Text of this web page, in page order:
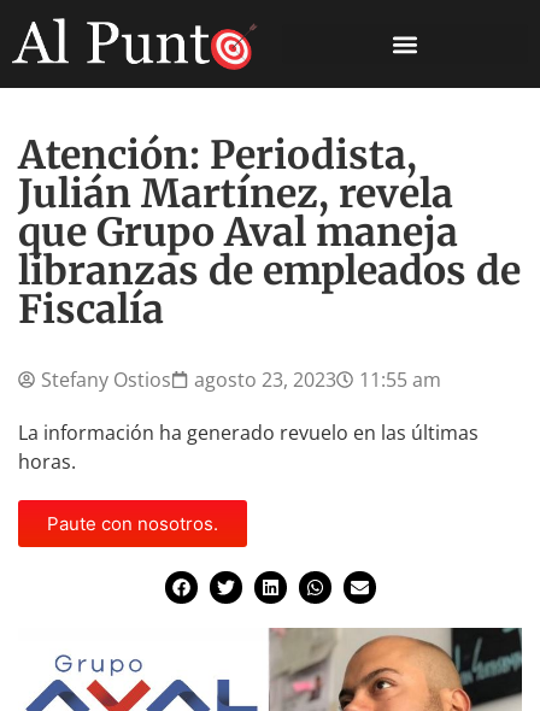
Atención: Periodista,
Julián Martínez, revela
que Grupo Aval maneja
libranzas de empleados de
Fiscalía
Stefany Ostios agosto 23, 2023
11:55 am
La información ha generado revuelo en las últimas
horas.
Paute con nosotros.